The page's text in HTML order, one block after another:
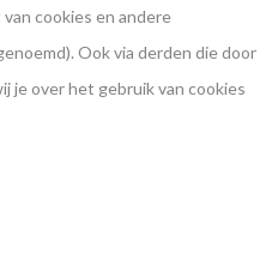
cookies en andere
Ook via derden die door
je over het gebruik van cookies